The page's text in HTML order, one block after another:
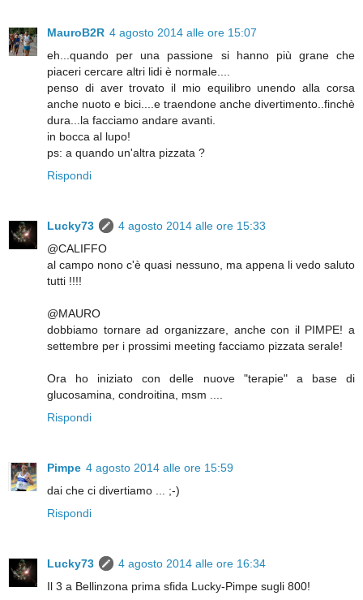
MauroB2R 4 agosto 2014 alle ore 15:07
eh...quando per una passione si hanno più grane che
piaceri cercare altri lidi è normale....
penso di aver trovato il mio equilibro unendo alla corsa
anche nuoto e bici....e traendone anche divertimento..finchè
dura...la facciamo andare avanti.
in bocca al lupo!
ps: a quando un'altra pizzata ?
Rispondi
Lucky73
4 agosto 2014 alle ore 15:33
@CALIFFO
al campo nono c'è quasi nessuno, ma appena li vedo saluto
tutti !!!!
@MAURO
dobbiamo tornare ad organizzare, anche con il PIMPE! a
settembre per i prossimi meeting facciamo pizzata serale!
Ora ho iniziato con delle nuove "terapie" a base di
glucosamina, condroitina, msm ....
Rispondi
Pimpe 4 agosto 2014 alle ore 15:59
dai che ci divertiamo ... ;-)
Rispondi
Lucky73
4 agosto 2014 alle ore 16:34
Il 3 a Bellinzona prima sfida Lucky-Pimpe sugli 800!